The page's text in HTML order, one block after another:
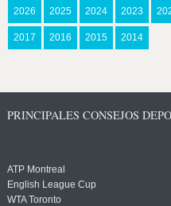
2026 2025 2024 2023
2017 2016 2015 2014
PRINCIPALES CONSEJOS
ATP Montreal
English League Cup
WTA Toronto